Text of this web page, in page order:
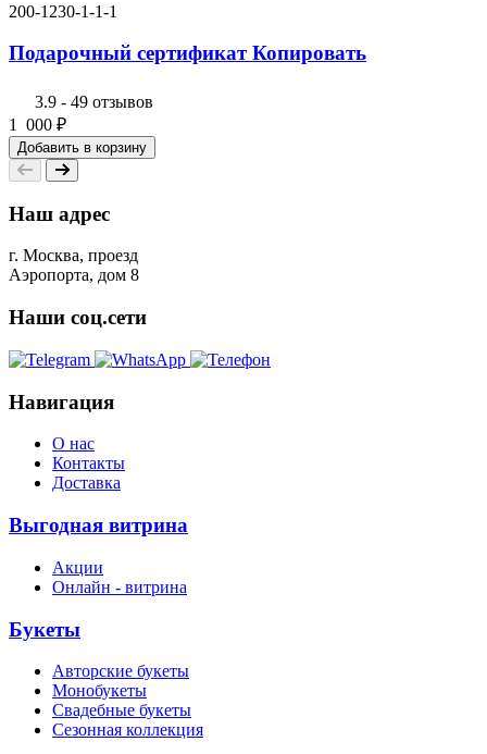
200-1230-1-1-1
Подарочный сертификат Копировать
3.9 - 49 отзывов
1 000 ₽
Добавить в корзину
Наш адрес
г. Москва, проезд
Аэропорта, дом 8
Наши соц.сети
Навигация
О нас
Контакты
Доставка
Выгодная витрина
Акции
Онлайн - витрина
Букеты
Авторские букеты
Монобукеты
Свадебные букеты
Сезонная коллекция